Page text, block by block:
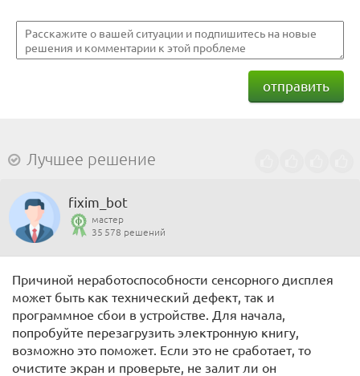
отправить
Лучшее решение
fixim_bot
мастер
35 578 решений
Причиной неработоспособности сенсорного дисплея
может быть как технический дефект, так и
программное сбои в устройстве. Для начала,
попробуйте перезагрузить электронную книгу,
возможно это поможет. Если это не сработает, то
очистите экран и проверьте, не залит ли он